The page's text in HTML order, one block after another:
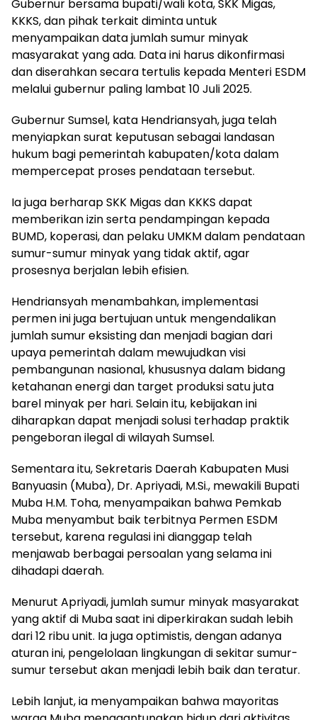
Gubernur bersama bupati/wali kota, SKK Migas,
KKKS, dan pihak terkait diminta untuk
menyampaikan data jumlah sumur minyak
masyarakat yang ada. Data ini harus dikonfirmasi
dan diserahkan secara tertulis kepada Menteri ESDM
melalui gubernur paling lambat 10 Juli 2025.
Gubernur Sumsel, kata Hendriansyah, juga telah
menyiapkan surat keputusan sebagai landasan
hukum bagi pemerintah kabupaten/kota dalam
mempercepat proses pendataan tersebut.
Ia juga berharap SKK Migas dan KKKS dapat
memberikan izin serta pendampingan kepada
BUMD, koperasi, dan pelaku UMKM dalam pendataan
sumur-sumur minyak yang tidak aktif, agar
prosesnya berjalan lebih efisien.
Hendriansyah menambahkan, implementasi
permen ini juga bertujuan untuk mengendalikan
jumlah sumur eksisting dan menjadi bagian dari
upaya pemerintah dalam mewujudkan visi
pembangunan nasional, khususnya dalam bidang
ketahanan energi dan target produksi satu juta
barel minyak per hari. Selain itu, kebijakan ini
diharapkan dapat menjadi solusi terhadap praktik
pengeboran ilegal di wilayah Sumsel.
Sementara itu, Sekretaris Daerah Kabupaten Musi
Banyuasin (Muba), Dr. Apriyadi, M.Si., mewakili Bupati
Muba H.M. Toha, menyampaikan bahwa Pemkab
Muba menyambut baik terbitnya Permen ESDM
tersebut, karena regulasi ini dianggap telah
menjawab berbagai persoalan yang selama ini
dihadapi daerah.
Menurut Apriyadi, jumlah sumur minyak masyarakat
yang aktif di Muba saat ini diperkirakan sudah lebih
dari 12 ribu unit. Ia juga optimistis, dengan adanya
aturan ini, pengelolaan lingkungan di sekitar sumur-
sumur tersebut akan menjadi lebih baik dan teratur.
Lebih lanjut, ia menyampaikan bahwa mayoritas